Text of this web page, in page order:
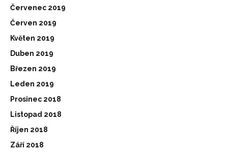
Červenec 2019
Červen 2019
Květen 2019
Duben 2019
Březen 2019
Leden 2019
Prosinec 2018
Listopad 2018
Říjen 2018
Září 2018